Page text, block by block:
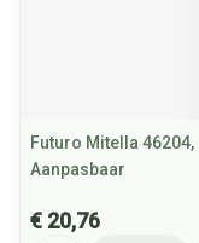
Futuro Mitella 46204,
Aanpasbaar
€ 20,76